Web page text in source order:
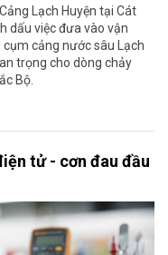
Lạch Huyện tại Cát
dấu việc đưa vào vận
cảng nước sâu Lạch
trọng cho dòng chảy
Bộ.
tử - cơn đau đầu